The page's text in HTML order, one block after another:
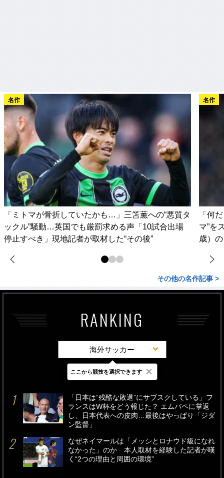
名作
「ミトマが骨折していたかも…」三笘薫への“悪質タ
ックル”騒動…英国でも厳罰求める声「10試合出場
停止すべき」現地記者が取材した“その後”
名作
「何
マ”を
歳）
その他の名作記事 >
RANKING
海外サッカー
最新 24時間 週間
「日本は“残酷な敗退”にサブスクしている」フ
ランスはW杯をどう報じた？ エムバペに掌返
し、日本代表への皮肉…最後はやっぱり「ジダ
ン監督」
なぜネイマールは「メッシとロナウド級になれ
なかった」のか 本人取材を経験した記者が嘆
く“2つの理由と周囲の環境”
ここから競技を選択できます ×